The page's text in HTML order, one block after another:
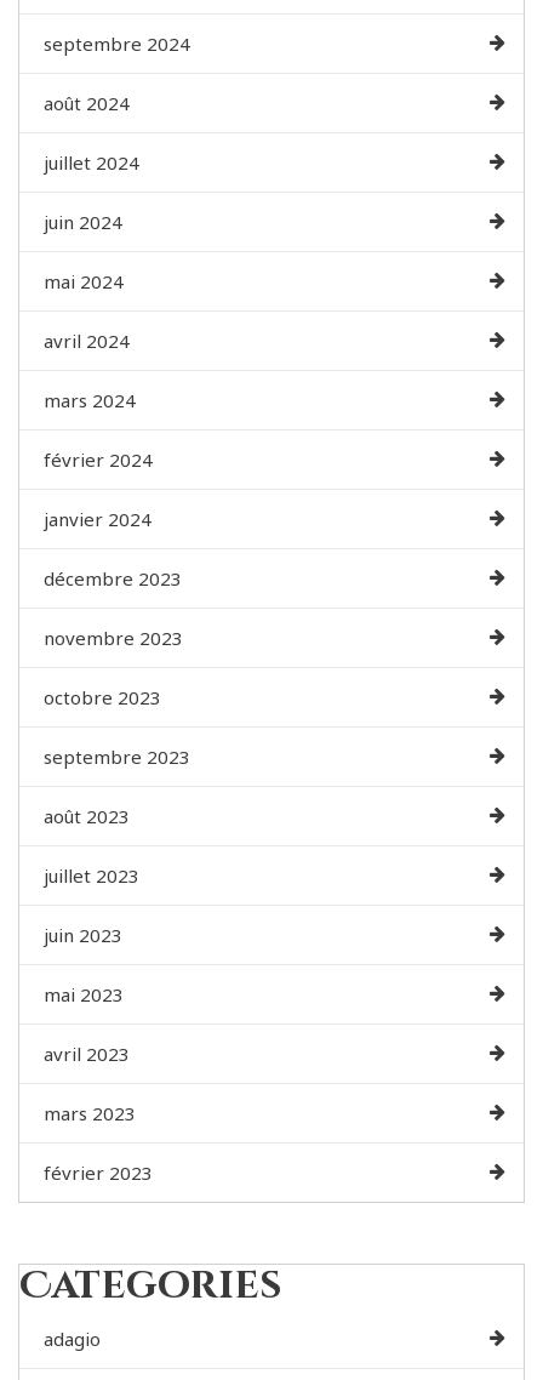
septembre 2024
août 2024
juillet 2024
juin 2024
mai 2024
avril 2024
mars 2024
février 2024
janvier 2024
décembre 2023
novembre 2023
octobre 2023
septembre 2023
août 2023
juillet 2023
juin 2023
mai 2023
avril 2023
mars 2023
février 2023
Categories
adagio